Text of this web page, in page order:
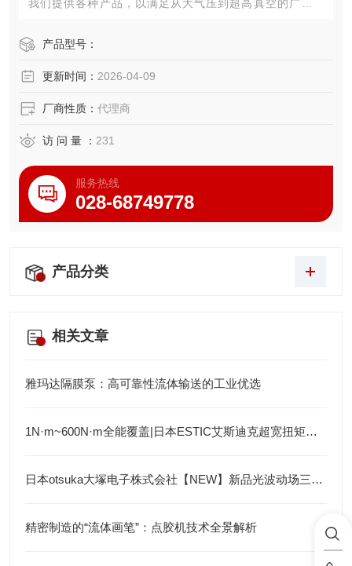
我们提供各种产品，以满足从大气压到超高真空的广泛需
产品型号：
更新时间： 2026-04-09
厂商性质： 代理商
访 问 量 ： 231
服务热线
028-68749778
产品分类
相关文章
雅玛达隔膜泵：高可靠性流体输送的工业优选
1N·m~600N·m全能覆盖|日本ESTIC艾斯迪克超宽扭矩弯头枪
日本otsuka大塚电子株式会社【NEW】新品光波动场三次元显微镜MINUK
精密制造的“流体画笔”：点胶机技术全景解析